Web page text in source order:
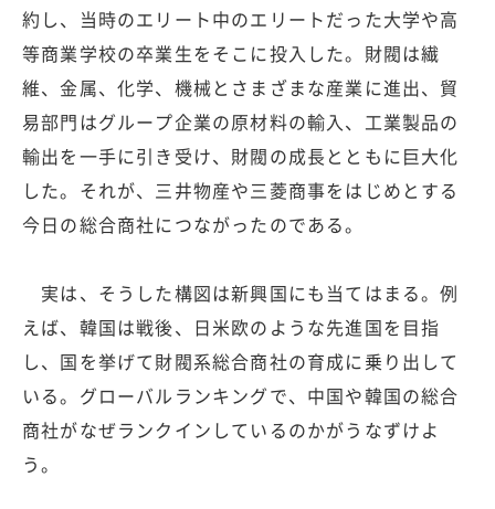
約し、当時のエリート中のエリートだった大学や高
等商業学校の卒業生をそこに投入した。財閥は繊
維、金属、化学、機械とさまざまな産業に進出、貿
易部門はグループ企業の原材料の輸入、工業製品の
輸出を一手に引き受け、財閥の成長とともに巨大化
した。それが、三井物産や三菱商事をはじめとする
今日の総合商社につながったのである。
実は、そうした構図は新興国にも当てはまる。例
えば、韓国は戦後、日米欧のような先進国を目指
し、国を挙げて財閥系総合商社の育成に乗り出して
いる。グローバルランキングで、中国や韓国の総合
商社がなぜランクインしているのかがうなずけよ
う。